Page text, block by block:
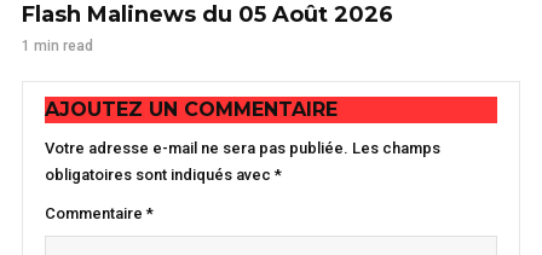
Flash Malinews du 05 Août 2026
1 min read
AJOUTEZ UN COMMENTAIRE
Votre adresse e-mail ne sera pas publiée. Les champs
obligatoires sont indiqués avec *
Commentaire *